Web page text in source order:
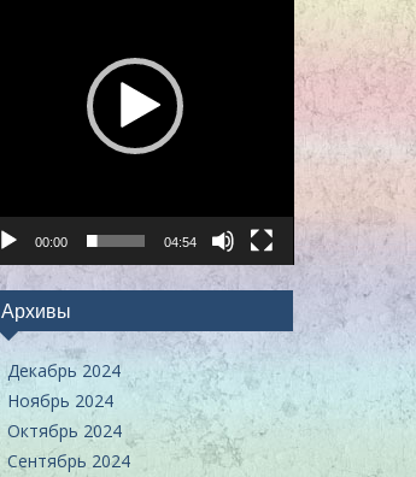
00:00 04:54
Архивы
Декабрь 2024
Ноябрь 2024
Октябрь 2024
Сентябрь 2024